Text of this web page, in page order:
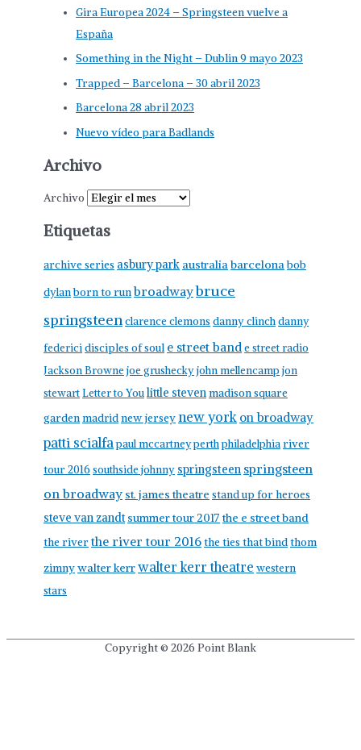
Gira Europea 2024 – Springsteen vuelve a
España
Something in the Night – Dublin 9 mayo 2023
Trapped – Barcelona – 30 abril 2023
Barcelona 28 abril 2023
Nuevo vídeo para Badlands
Archivo
Archivo
Etiquetas
archive series asbury park australiabarcelonabob
dylanborn to runbroadwaybruce
springsteenclarence clemons danny clinchdanny
federicidisciples of soul e street bande street radio
Jackson Browne joe grusheckyjohn mellencamp jon
stewartLetter to Youlittle stevenmadison square
gardenmadridnew jerseynew york on broadway
patti scialfapaul mccartneyperthphiladelphiariver
tour 2016southside johnny springsteen springsteen
on broadway st. james theatre stand up for heroes
steve van zandt summer tour 2017 the e street band
the riverthe river tour 2016the ties that bindthom
zimnywalter kerrwalter kerr theatre western
stars
Copyright © 2026 Point Blank